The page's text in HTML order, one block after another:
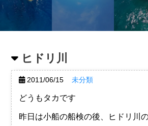
ヒドリ川
2011/06/15 未分類
どうもタカです
昨日は小船の船検の後、ヒドリ川